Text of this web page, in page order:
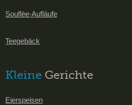
Souflèe-Aufläufe
Teegebäck
Kleine Gerichte
Eierspeisen